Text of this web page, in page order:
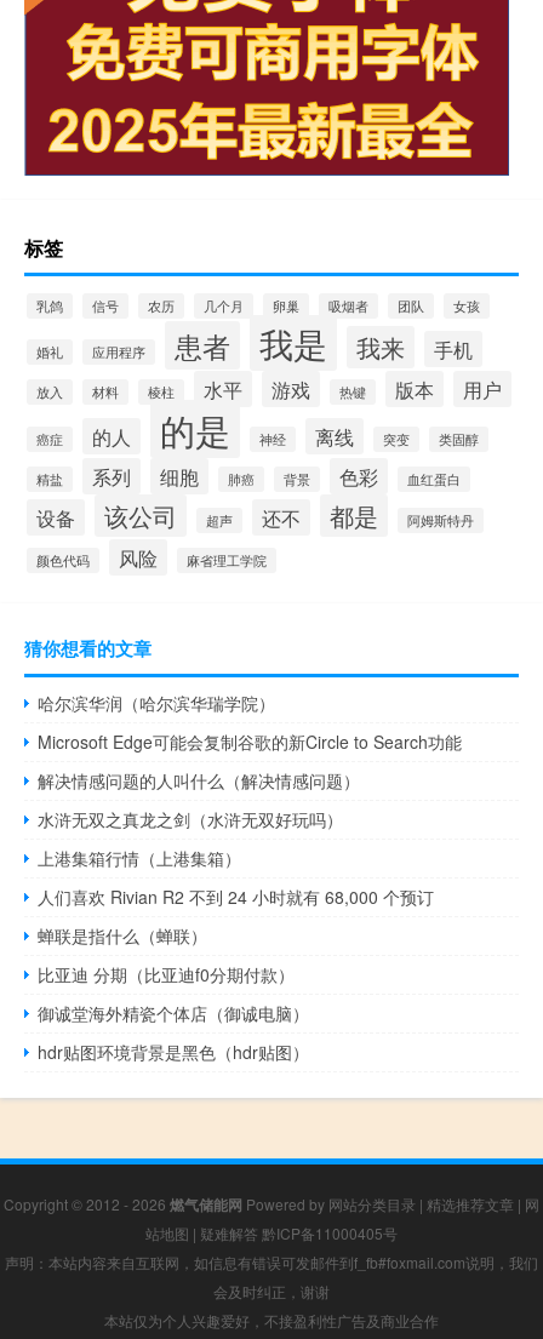
标签
乳鸽 信号 农历 几个月 卵巢 吸烟者 团队 女孩
婚礼 应用程序 患者 我是 我来 手机
放入 材料 棱柱 水平 游戏 热键 版本 用户
癌症 的人 的是 神经 离线 突变 类固醇
精盐 系列 细胞 肺癌 背景 色彩 血红蛋白
设备 该公司 超声 还不 都是 阿姆斯特丹
颜色代码 风险 麻省理工学院
猜你想看的文章
哈尔滨华润（哈尔滨华瑞学院）
Microsoft Edge可能会复制谷歌的新Circle to Search功能
解决情感问题的人叫什么（解决情感问题）
水浒无双之真龙之剑（水浒无双好玩吗）
上港集箱行情（上港集箱）
人们喜欢 Rivian R2 不到 24 小时就有 68,000 个预订
蝉联是指什么（蝉联）
比亚迪 分期（比亚迪f0分期付款）
御诚堂海外精瓷个体店（御诚电脑）
hdr贴图环境背景是黑色（hdr贴图）
Copyright © 2012 - 2026 燃气储能网 Powered by 网站分类目录 | 精选推荐文章 | 网
站地图 | 疑难解答 黔ICP备11000405号
声明：本站内容来自互联网，如信息有错误可发邮件到f_fb#foxmail.com说明，我们
会及时纠正，谢谢
本站仅为个人兴趣爱好，不接盈利性广告及商业合作